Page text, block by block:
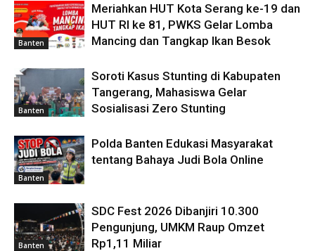
Banten
Meriahkan HUT Kota Serang ke-19 dan
HUT RI ke 81, PWKS Gelar Lomba
Mancing dan Tangkap Ikan Besok
Banten
Soroti Kasus Stunting di Kabupaten
Tangerang, Mahasiswa Gelar
Sosialisasi Zero Stunting
Banten
Polda Banten Edukasi Masyarakat
tentang Bahaya Judi Bola Online
Banten
SDC Fest 2026 Dibanjiri 10.300
Pengunjung, UMKM Raup Omzet
Rp1,11 Miliar